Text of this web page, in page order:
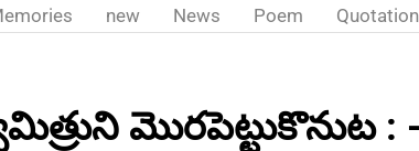
new News Poem
మొరపెట్టుకొనుట : -